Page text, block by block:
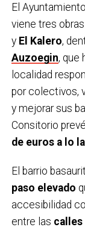
El
viene tres
y El Kalero,
Auzoegin, que
localidad
por colectivos,
y mejorar sus
Consitorio prevé
de euros a lo
El barrio
paso elevado
accesibilidad
entre las calles